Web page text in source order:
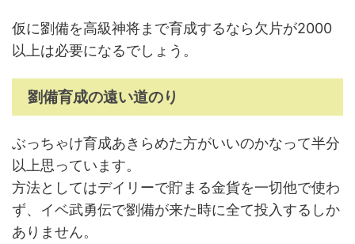
仮に劉備を高級神将まで育成するなら欠片が2000
以上は必要になるでしょう。
劉備育成の遠い道のり
ぶっちゃけ育成あきらめた方がいいのかなって半分
以上思っています。
方法としてはデイリーで貯まる金貨を一切他で使わ
ず、イベ武勇伝で劉備が来た時に全て投入するしか
ありません。